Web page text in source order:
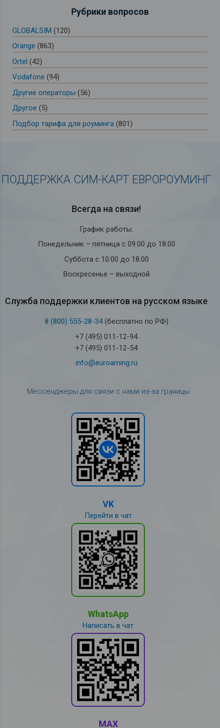
Рубрики вопросов
GLOBALSIM (120)
Orange (863)
Ortel (42)
Vodafone (94)
Другие операторы (56)
Другое (5)
Подбор тарифа для роуминга (801)
ПОДДЕРЖКА СИМ-КАРТ ЕВРОРОУМИНГ
Всегда на связи!
График работы:
Понедельник – пятница с 09:00 до 18:00
Суббота с 10:00 до 18:00
Воскресенье – выходной
Служба под­держки кли­ен­тов на рус­ском языке
8 (800) 555-28-34(бесплатно по РФ)
+7 (495) 011-12-94
+7 (495) 011-12-54
info@euroaming.ru
Мессенджеры для связи с нами из-за границы
VK
Перейти в чат
WhatsApp
Написать в чат
MAX